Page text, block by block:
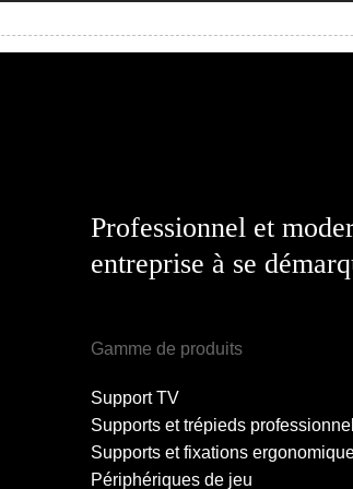
Professionnel et
entreprise à se
Gamme de produits
Support TV
Supports et trépieds
Supports et fixations
Périphériques de jeu